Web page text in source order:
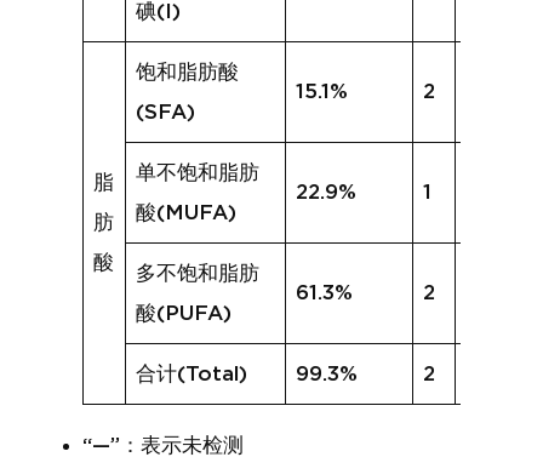
碘(I)
脂
肪
酸
饱和脂肪酸
(SFA)
15.1% 2
单不饱和脂肪
酸(MUFA)
22.9% 1
多不饱和脂肪
酸(PUFA)
61.3% 2
合计(Total) 99.3% 2
“—”：表示未检测